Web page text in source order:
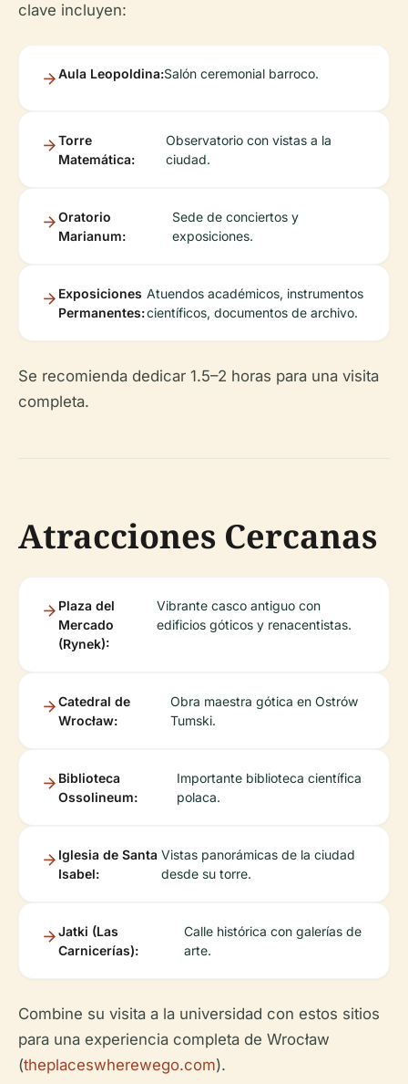
clave incluyen:
Aula Leopoldina:Salón ceremonial barroco.
Torre
Matemática:
Observatorio con vistas a la
ciudad.
Oratorio
Marianum:
Sede de conciertos y
exposiciones.
Exposiciones
Permanentes:
Atuendos académicos, instrumentos
científicos, documentos de archivo.
Se recomienda dedicar 1.5–2 horas para una visita
completa.
Atracciones Cercanas
Plaza del
Mercado
(Rynek):
Vibrante casco antiguo con
edificios góticos y renacentistas.
Catedral de
Wrocław:
Obra maestra gótica en Ostrów
Tumski.
Biblioteca
Ossolineum:
Importante biblioteca científica
polaca.
Iglesia de Santa
Isabel:
Vistas panorámicas de la ciudad
desde su torre.
Jatki (Las
Carnicerías):
Calle histórica con galerías de
arte.
Combine su visita a la universidad con estos sitios
para una experiencia completa de Wrocław
(theplaceswherewego.com).